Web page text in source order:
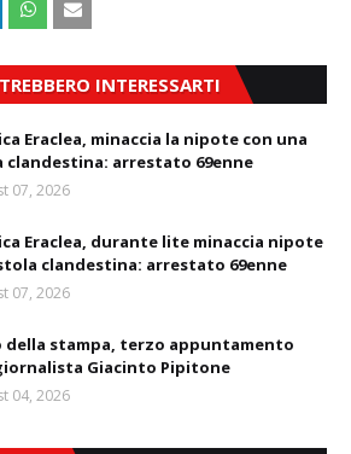
INTERESSARTI
Eraclea, minaccia la nipote con una
clandestina: arrestato 69enne
07, 2026
Eraclea, durante lite minaccia nipote
clandestina: arrestato 69enne
07, 2026
della stampa, terzo appuntamento
Giacinto Pipitone
04, 2026